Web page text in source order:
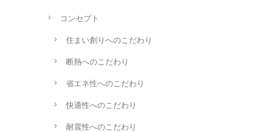
コンセプト
住まい創りへのこだわり
断熱へのこだわり
省エネ性へのこだわり
快適性へのこだわり
耐震性へのこだわり